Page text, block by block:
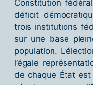
Constitution
déficit
trois institutions
sur une base
population.
l’égale
de chaque État